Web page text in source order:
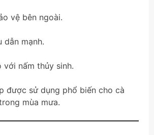
vệ bên ngoài.
dẫn mạnh.
với nấm thủy sinh.
được sử dụng phổ biến cho cà
mùa mưa.